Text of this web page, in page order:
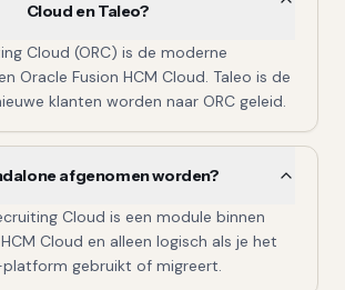
Cloud en Taleo?
Cloud (ORC) is de moderne
Oracle Fusion HCM Cloud. Taleo is de
klanten worden naar ORC geleid.
afgenomen worden?
Cloud is een module binnen
Cloud en alleen logisch als je het
gebruikt of migreert.